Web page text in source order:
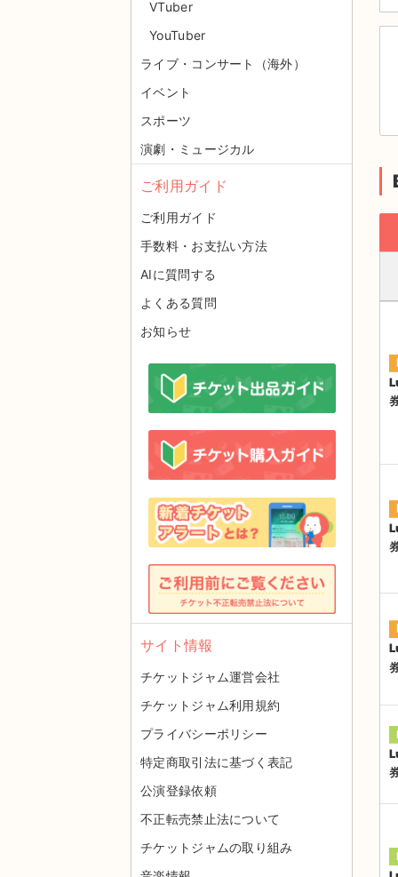
VTuber
YouTuber
ライブ・コンサート（海外）
イベント
スポーツ
演劇・ミュージカル
ご利用ガイド
ご利用ガイド
手数料・お支払い方法
AIに質問する
よくある質問
お知らせ
サイト情報
チケットジャム運営会社
チケットジャム利用規約
プライバシーポリシー
特定商取引法に基づく表記
公演登録依頼
不正転売禁止法について
チケットジャムの取り組み